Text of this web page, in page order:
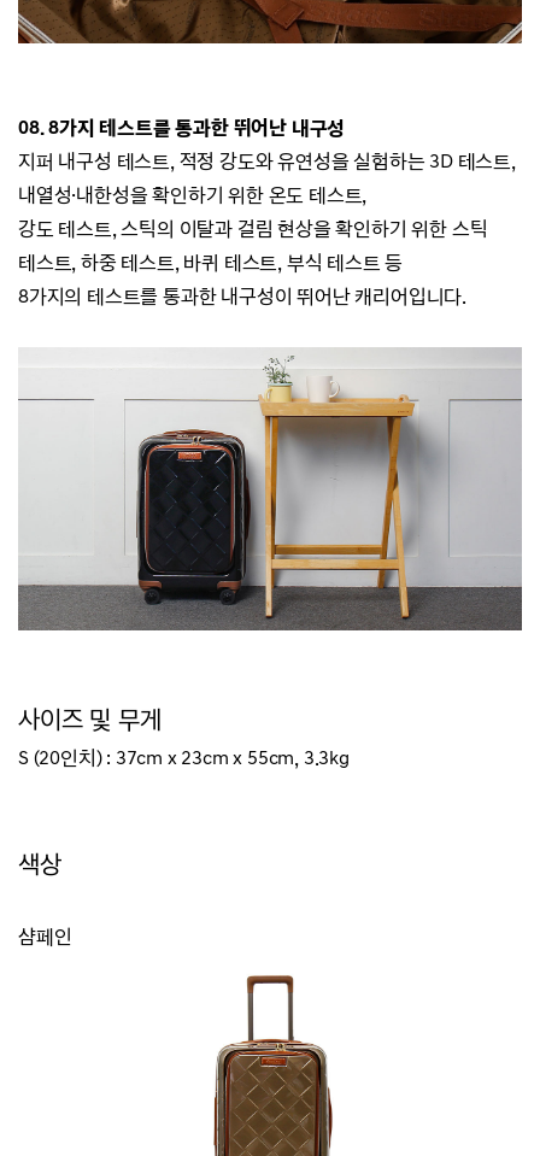
08.8가지 테스트를 통과한 뛰어난 내구성
지퍼 내구성 테스트, 적정 강도와 유연성을 실험하는 3D 테스트,
내열성·내한성을 확인하기 위한 온도 테스트,
강도 테스트, 스틱의 이탈과 걸림 현상을 확인하기 위한 스틱
테스트, 하중 테스트, 바퀴 테스트, 부식 테스트 등
8가지의 테스트를 통과한 내구성이 뛰어난 캐리어입니다.
사이즈 및 무게
S (20인치) : 37cm x 23cm x 55cm, 3.3kg
색상
샴페인